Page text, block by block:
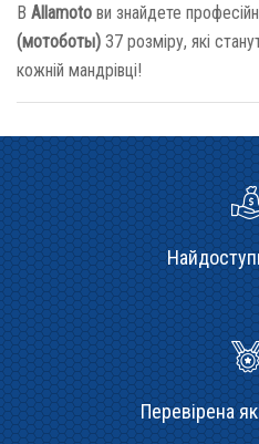
В Allamoto ви знайдете
(мотоботы) 37 розміру, які
кожній мандрівці!
Перевірена